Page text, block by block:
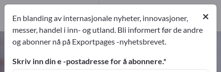
Stroppbelter – finn produsenter
og leverandører
1
1
×
En blanding av internasjonale nyheter, innovasjoner,
messer, handel i inn- og utland. Bli informert før de andre
og abonner nå på Exportpages -nyhetsbrevet.
Skriv inn din e -postadresse for å abonnere.